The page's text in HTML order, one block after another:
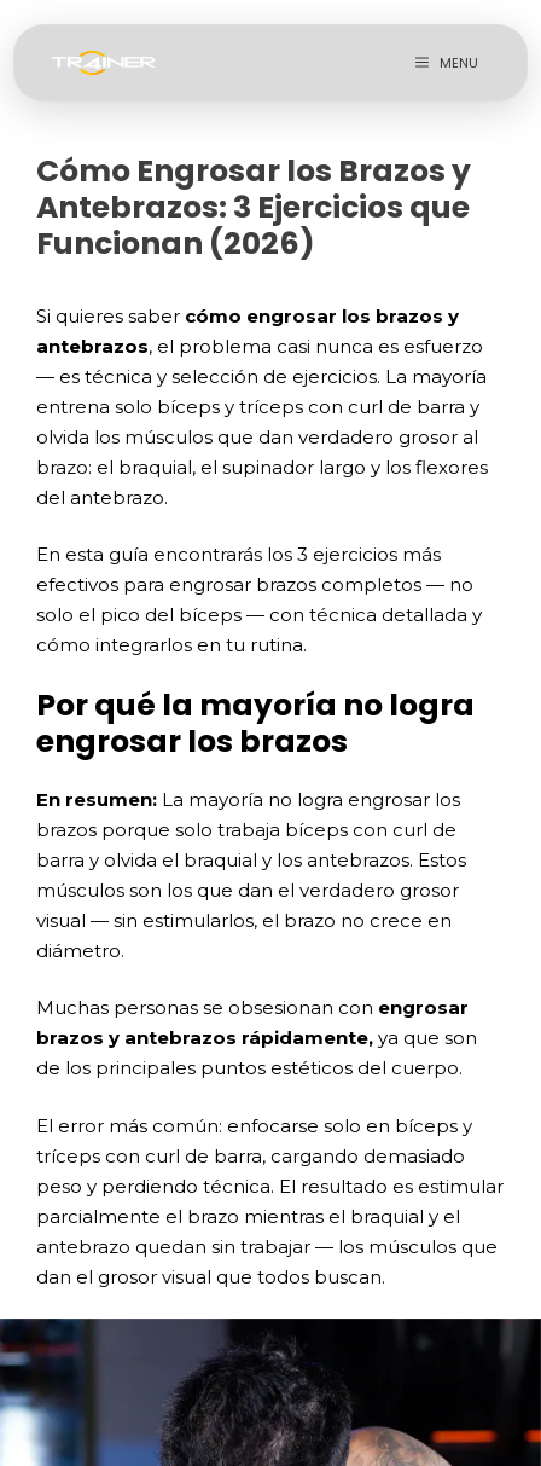
Saltar
MENU
Cómo Engrosar los Brazos y
Antebrazos: 3 Ejercicios que
Funcionan (2026)
Si quieres saber cómo engrosar los brazos y
antebrazos, el problema casi nunca es esfuerzo
— es técnica y selección de ejercicios. La mayoría
entrena solo bíceps y tríceps con curl de barra y
olvida los músculos que dan verdadero grosor al
brazo: el braquial, el supinador largo y los flexores
del antebrazo.
En esta guía encontrarás los 3 ejercicios más
efectivos para engrosar brazos completos — no
solo el pico del bíceps — con técnica detallada y
cómo integrarlos en tu rutina.
Por qué la mayoría no logra
engrosar los brazos
En resumen: La mayoría no logra engrosar los
brazos porque solo trabaja bíceps con curl de
barra y olvida el braquial y los antebrazos. Estos
músculos son los que dan el verdadero grosor
visual — sin estimularlos, el brazo no crece en
diámetro.
Muchas personas se obsesionan con engrosar
brazos y antebrazos rápidamente, ya que son
de los principales puntos estéticos del cuerpo.
El error más común: enfocarse solo en bíceps y
tríceps con curl de barra, cargando demasiado
peso y perdiendo técnica. El resultado es estimular
parcialmente el brazo mientras el braquial y el
antebrazo quedan sin trabajar — los músculos que
dan el grosor visual que todos buscan.